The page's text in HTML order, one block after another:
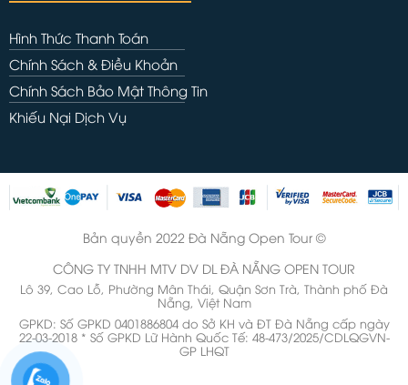
Hình Thức Thanh Toán
Chính Sách & Điều Khoản
Chính Sách Bảo Mật Thông Tin
Khiếu Nại Dịch Vụ
Bản quyền 2022 Đà Nẵng Open Tour ©
CÔNG TY TNHH MTV DV DL ĐÀ NẴNG OPEN TOUR
Lô 39, Cao Lỗ, Phường Mân Thái, Quận Sơn Trà, Thành phố Đà
Nẵng, Việt Nam
GPKD: Số GPKD 0401886804 do Sở KH và ĐT Đà Nẵng cấp ngày
22-03-2018 * Số GPKD Lữ Hành Quốc Tế: 48-473/2025/CDLQGVN-
GP LHQT